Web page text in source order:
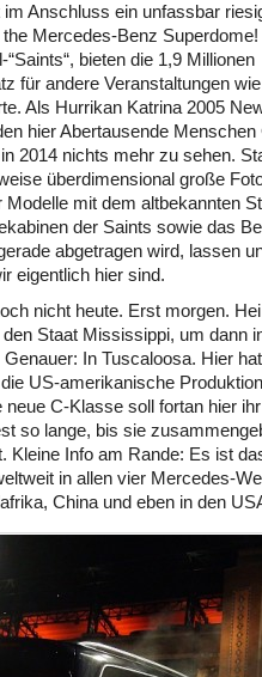
Anschluss ein unfassbar
Mercedes-Benz Superdome!
bieten die 1,9 Millionen
für andere Veranstaltungen wie
Als Hurrikan Katrina 2005
hier Abertausende Menschen
2014 nichts mehr zu sehen.
überdimensional große
mit dem altbekannten
der Saints sowie das
abgetragen wird, lassen
eigentlich hier sind.
nicht heute. Erst morgen.
Staat Mississippi, um dann
In Tuscaloosa. Hier hat
US-amerikanische
C-Klasse soll fortan hier ihr
so lange, bis sie
Kleine Info am Rande: Es ist
in allen vier Mercedes-
China und eben in den